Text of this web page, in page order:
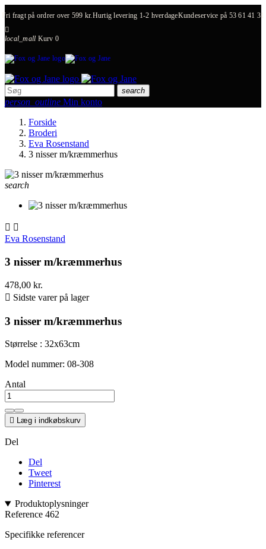
Fri fragt på ordrer over 599 kr. Hurtig levering 1-2 hverdageKundeservice på 53 61 41 31

local_mall Kurv 0
search
person_outline Min konto
Forside
Broderi
Eva Rosenstand
3 nisser m/kræmmerhus
search
 
Eva Rosenstand
3 nisser m/kræmmerhus
478,00 kr.
 Sidste varer på lager
3 nisser m/kræmmerhus
Størrelse : 32x63cm
Model nummer: 08-308
Antal
 Læg i indkøbskurv
Del
Del
Tweet
Pinterest
Produktoplysninger
Reference 462
Specifikke referencer